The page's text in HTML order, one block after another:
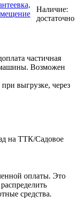
Наличие:
достаточно
частичная
машины. Возможен
выгрузке, через
на ТТК/Садовое
оплаты. Это
средства.